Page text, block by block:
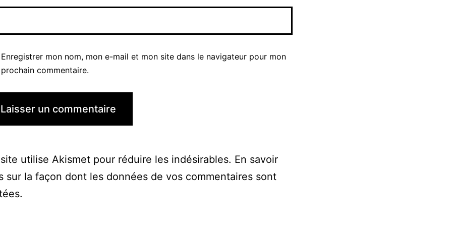
Enregistrer mon nom, mon e-mail et mon site dans le navigateur pour mon
prochain commentaire.
utilise Akismet pour réduire les indésirables. En savoir
sur la façon dont les données de vos commentaires sont
.